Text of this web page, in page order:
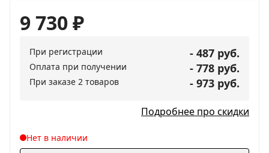
9 730₽
При регистрации - 487 руб.
Оплата при получении - 778 руб.
При заказе 2 товаров - 973 руб.
Подробнее про скидки
Нет в наличии